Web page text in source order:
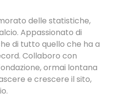
delle statistiche,
Appassionato di
di tutto quello che ha a
Collaboro con
ormai lontana
e crescere il sito,